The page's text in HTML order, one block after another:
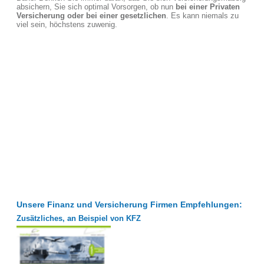
absichern, Sie sich optimal Vorsorgen, ob nun bei einer Privaten
Versicherung oder bei einer gesetzlichen. Es kann niemals zu
viel sein, höchstens zuwenig.
Unsere Finanz und Versicherung Firmen Empfehlungen:
Zusätzliches, an Beispiel von KFZ